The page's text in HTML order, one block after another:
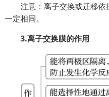
注意：离子交换或迁移
一定相同。
3.离子交换膜的作用